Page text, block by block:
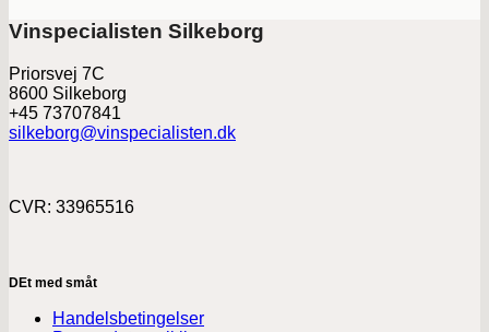
Vinspecialisten Silkeborg
Priorsvej 7C
8600 Silkeborg
+45 73707841
silkeborg@vinspecialisten.dk
CVR: 33965516
DEt med småt
Handelsbetingelser